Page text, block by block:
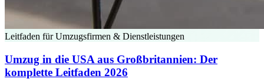
Leitfaden für Umzugsfirmen & Dienstleistungen
Umzug in die USA aus Großbritannien: Der
komplette Leitfaden 2026